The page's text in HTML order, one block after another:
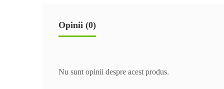
Opinii (0)
Nu sunt opinii despre acest produs.